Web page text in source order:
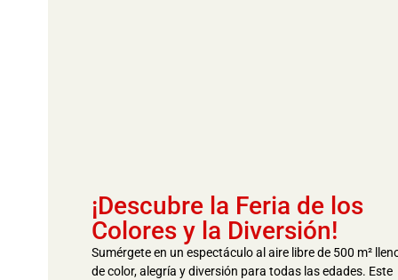
¡Descubre la Feria de los
Colores y la Diversión!
Sumérgete en un espectáculo al aire libre de 500 m²
de color, alegría y diversión para todas las edades. Este